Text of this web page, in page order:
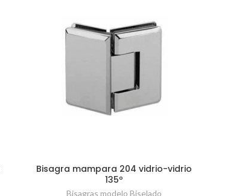
Bisagra mampara 204 vidrio-vidrio
135º
Bisagras modelo Biselado